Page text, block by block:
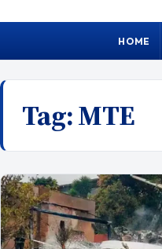
HOME
Tag:MTE